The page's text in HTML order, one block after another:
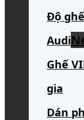
Độ
Audi
Ghế
gia
Dán